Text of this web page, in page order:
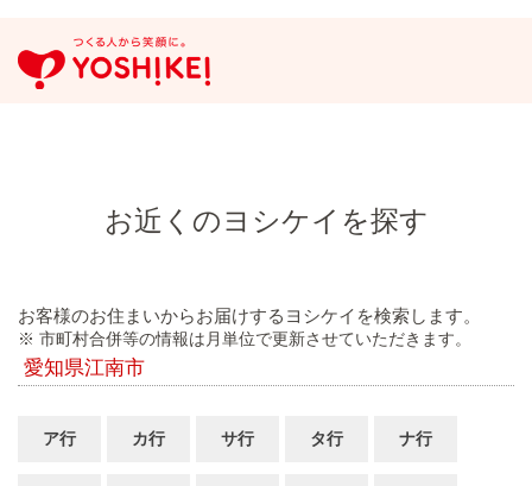
お近くのヨシケイを探す
お客様のお住まいからお届けするヨシケイを検索します。
※ 市町村合併等の情報は月単位で更新させていただきます。
愛知県江南市
ア行 カ行 サ行 タ行 ナ行